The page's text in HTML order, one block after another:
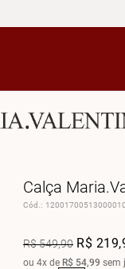
Calça
Cód. : 12001700513000010
R$549,90 R$ 219,
ou 4x de R$ 54,99 sem